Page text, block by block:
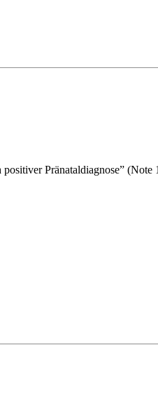
Pränataldiagnose” (Note